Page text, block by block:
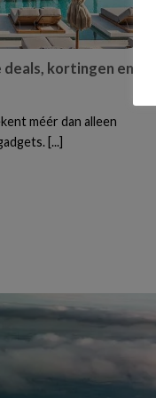
deals, kortingen en
méér dan alleen
[...]